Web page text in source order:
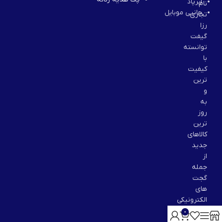
نام
تجاری
رزا
گیفت
توانسته
با
کیفیت
ترین
و
به
روز
ترین
کالاهای
جدید
از
جمله
گجت
های
الکترونیکی
جذاب
جانبی موبایل
0